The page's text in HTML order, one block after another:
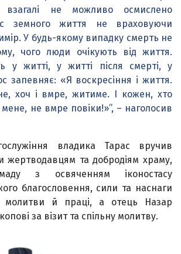
не можливо осмислено
земного життя не враховуючи
У будь-якому випадку смерть не
чого люди очікують від життя.
у житті, у житті після смерті, у
запевняє: «Я воскресіння і життя.
хоч і вмре, житиме. І кожен, хто
не вмре повіки!»”, – наголосив
владика Тарас вручив
жертводавцям та добродіям храму,
з освяченням іконостасу
благословення, сили та наснаги
молитви й праці, а отець Назар
за візит та спільну молитву.